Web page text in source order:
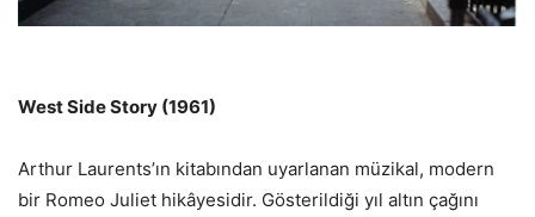
West Side Story (1961)
Arthur Laurents’ın kitabından uyarlanan müzikal, modern
bir Romeo Juliet hikâyesidir. Gösterildiği yıl altın çağını